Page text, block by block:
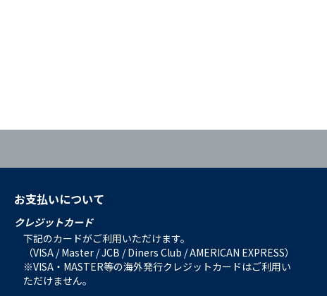
お支払いについて
クレジットカード
下記のカードがご利用いただけます。
（VISA / Master / JCB / Diners Club / AMERICAN EXPRESS）
※VISA・MASTER等の海外発行クレジットカードはご利用い
ただけません。